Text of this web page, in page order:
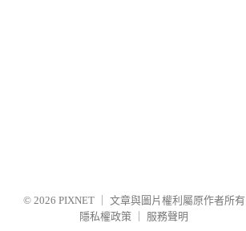
© 2026 PIXNET
文章與圖片權利屬原作者所有
隱私權政策
服務聲明